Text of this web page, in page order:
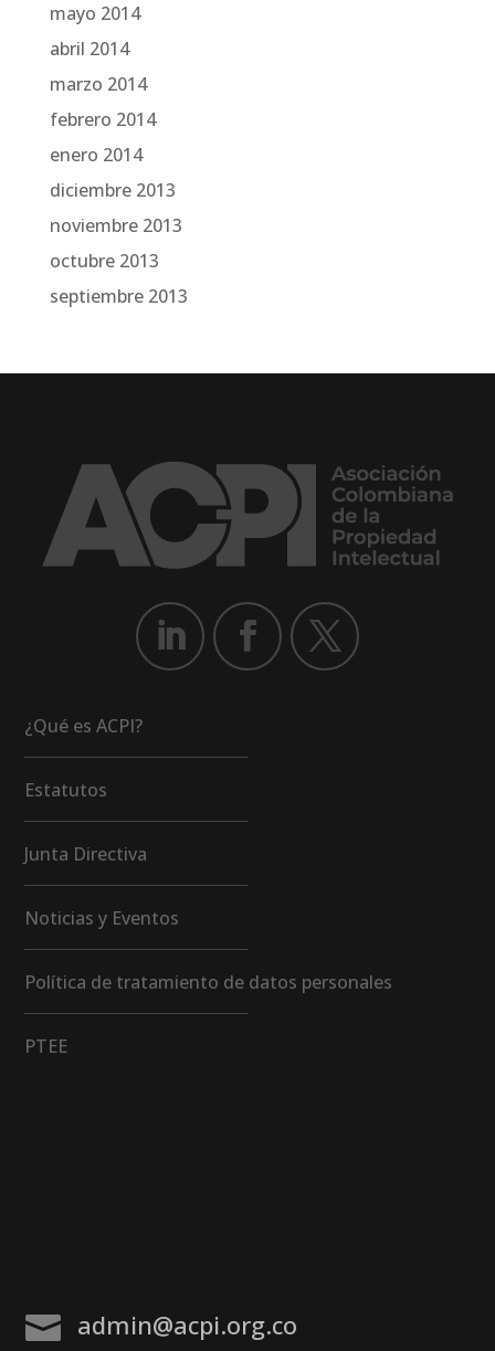
mayo 2014
abril 2014
marzo 2014
febrero 2014
enero 2014
diciembre 2013
noviembre 2013
octubre 2013
septiembre 2013
¿Qué es ACPI?
Estatutos
Junta Directiva
Noticias y Eventos
Política de tratamiento de datos personales
PTEE
 admin@acpi.org.co